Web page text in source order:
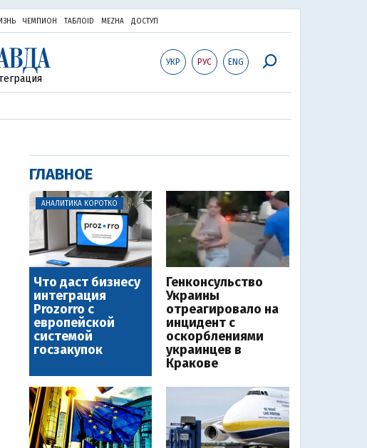
ЧЕМПИОН ТАБЛОID MEZHA ДОСТУП
УКР РУС ENG
ГЛАВНОЕ
АНАЛИТИКА КОРОТКО
Что даст бизнесу
интеграция
Prozorro с
европейской
системой
госзакупок
Генконсульство
Украины
отреагировало на
инцидент с
оскорблениями
украинцев в
Кракове